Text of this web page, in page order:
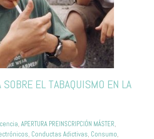
EL TABAQUISMO EN LA
, APERTURA PREINSCRIPCIÓN MÁSTER,
, Conductas Adictivas, Consumo,